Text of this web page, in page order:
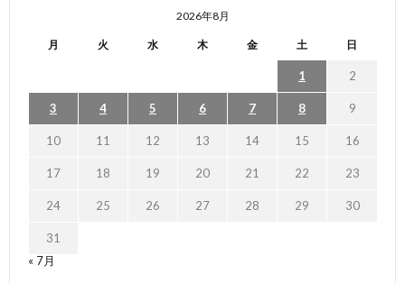
2026年8月
月 火 水 木 金 土 日
1 2
3 4 5 6 7 8 9
10 11 12 13 14 15 16
17 18 19 20 21 22 23
24 25 26 27 28 29 30
31
« 7月